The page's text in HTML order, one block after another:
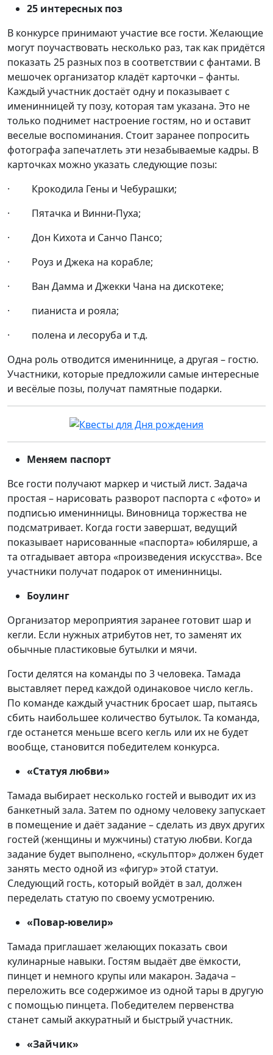
25 интересных поз
В конкурсе принимают участие все гости. Желающие
могут поучаствовать несколько раз, так как придётся
показать 25 разных поз в соответствии с фантами. В
мешочек организатор кладёт карточки – фанты.
Каждый участник достаёт одну и показывает с
именинницей ту позу, которая там указана. Это не
только поднимет настроение гостям, но и оставит
веселые воспоминания. Стоит заранее попросить
фотографа запечатлеть эти незабываемые кадры. В
карточках можно указать следующие позы:
· Крокодила Гены и Чебурашки;
· Пятачка и Винни-Пуха;
· Дон Кихота и Санчо Пансо;
· Роуз и Джека на корабле;
· Ван Дамма и Джекки Чана на дискотеке;
· пианиста и рояла;
· полена и лесоруба и т.д.
Одна роль отводится имениннице, а другая – гостю.
Участники, которые предложили самые интересные
и весёлые позы, получат памятные подарки.
Меняем паспорт
Все гости получают маркер и чистый лист. Задача
простая – нарисовать разворот паспорта с «фото» и
подписью именинницы. Виновница торжества не
подсматривает. Когда гости завершат, ведущий
показывает нарисованные «паспорта» юбилярше, а
та отгадывает автора «произведения искусства». Все
участники получат подарок от именинницы.
Боулинг
Организатор мероприятия заранее готовит шар и
кегли. Если нужных атрибутов нет, то заменят их
обычные пластиковые бутылки и мячи.
Гости делятся на команды по 3 человека. Тамада
выставляет перед каждой одинаковое число кегль.
По команде каждый участник бросает шар, пытаясь
сбить наибольшее количество бутылок. Та команда,
где останется меньше всего кегль или их не будет
вообще, становится победителем конкурса.
«Статуя любви»
Тамада выбирает несколько гостей и выводит их из
банкетный зала. Затем по одному человеку запускает
в помещение и даёт задание – сделать из двух других
гостей (женщины и мужчины) статую любви. Когда
задание будет выполнено, «скульптор» должен будет
занять место одной из «фигур» этой статуи.
Следующий гость, который войдёт в зал, должен
переделать статую по своему усмотрению.
«Повар-ювелир»
Тамада приглашает желающих показать свои
кулинарные навыки. Гостям выдаёт две ёмкости,
пинцет и немного крупы или макарон. Задача –
переложить все содержимое из одной тары в другую
с помощью пинцета. Победителем первенства
станет самый аккуратный и быстрый участник.
«Зайчик»